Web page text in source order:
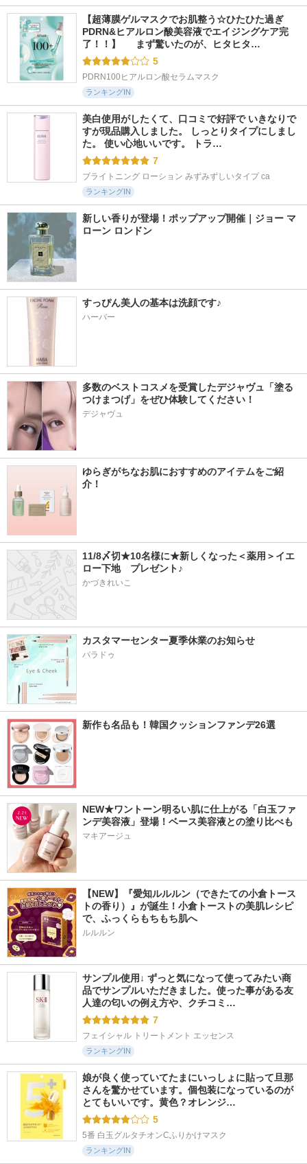
【超薄膜ゲルマスクでお肌整う☆ひたひた過ぎ
PDRN&ヒアルロン酸美容液でエイジングケア完
了！！】  　まず驚いたのが、ヒタヒタ…
5
PDRN100ヒアルロン酸セラムマスク
ランキングIN
美白使用がしたくて、口コミで好評で いきなりで
すが現品購入しました。 しっとりタイプにしまし
た。 使い心地いいです。 トラ…
7
ブライトニング ローション みずみずしいタイプ ca
ランキングIN
新しい香りが登場！ポップアップ開催｜ジョー マ
ローン ロンドン
すっぴん美人の基本は洗顔です♪
ハーバー
多数のベストコスメを受賞したデジャヴュ「塗る
つけまつげ」をぜひ体験してください！
デジャヴュ
ゆらぎがちなお肌におすすめのアイテムをご紹
介！
11/8〆切★10名様に★新しくなった＜薬用＞イエ
ロー下地　プレゼント♪
かづきれいこ
カスタマーセンター夏季休業のお知らせ
パラドゥ
新作も名品も！韓国クッションファンデ26選
NEW★ワントーン明るい肌に仕上がる「白玉ファ
ンデ美容液」登場！ベース美容液との塗り比べも
マキアージュ
【NEW】『愛知ルルルン（できたての小倉トース
トの香り）』が誕生！小倉トーストの美肌レシピ
で、ふっくらもちもち肌へ
ルルルン
サンプル使用↓ ずっと気になって使ってみたい商
品でサンプルいただきました。使った事がある友
人達の匂いの例え方や、クチコミ…
7
フェイシャル トリートメント エッセンス
ランキングIN
娘が良く使っていてたまにいっしょに貼って旦那
さんを驚かせています。個包装になっているのが
とてもいいです。黄色？オレンジ…
5
5番 白玉グルタチオンCふりかけマスク
ランキングIN